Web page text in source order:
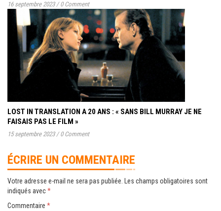
16 septembre 2023 / 0 Comment
LOST IN TRANSLATION A 20 ANS : « SANS BILL MURRAY JE NE
FAISAIS PAS LE FILM »
15 septembre 2023 / 0 Comment
ÉCRIRE UN COMMENTAIRE
Votre adresse e-mail ne sera pas publiée.
Les champs obligatoires sont
indiqués avec*
Commentaire *